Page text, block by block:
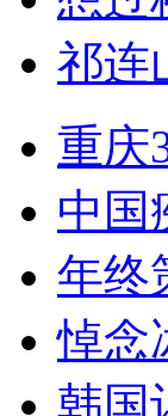
祁连
重庆
中国
年终
悼念
韩国